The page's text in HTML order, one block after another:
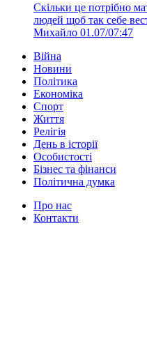
Скільки це потрібно
людей щоб так себе
Михайло 01.07/07:47
Війна
Новини
Політика
Економіка
Спорт
Життя
Релігія
День в історії
Особистості
Бізнес та фінанси
Політична думка
Про нас
Контакти